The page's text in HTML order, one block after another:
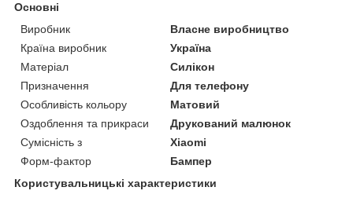
Основні
Виробник
Власне виробництво
Країна виробник
Україна
Матеріал
Силікон
Призначення
Для телефону
Особливість кольору
Матовий
Оздоблення та прикраси
Друкований малюнок
Сумісність з
Xiaomi
Форм-фактор
Бампер
Користувальницькі характеристики